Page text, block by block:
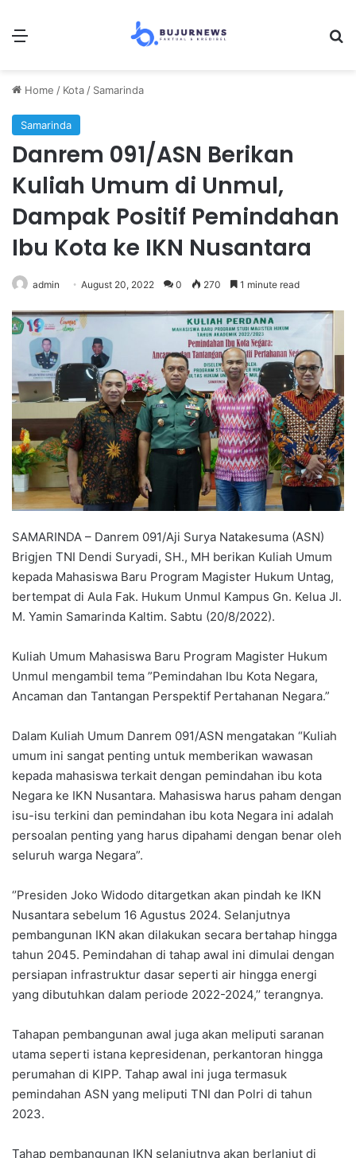
Home / Kota / Samarinda
Samarinda
Danrem 091/ASN Berikan
Kuliah Umum di Unmul,
Dampak Positif Pemindahan
Ibu Kota ke IKN Nusantara
admin August 20, 2022 0 270 1 minute read
SAMARINDA – Danrem 091/Aji Surya Natakesuma (ASN)
Brigjen TNI Dendi Suryadi, SH., MH berikan Kuliah Umum
kepada Mahasiswa Baru Program Magister Hukum Untag,
bertempat di Aula Fak. Hukum Unmul Kampus Gn. Kelua Jl.
M. Yamin Samarinda Kaltim. Sabtu (20/8/2022).
Kuliah Umum Mahasiswa Baru Program Magister Hukum
Unmul mengambil tema ”Pemindahan Ibu Kota Negara,
Ancaman dan Tantangan Perspektif Pertahanan Negara.”
Dalam Kuliah Umum Danrem 091/ASN mengatakan “Kuliah
umum ini sangat penting untuk memberikan wawasan
kepada mahasiswa terkait dengan pemindahan ibu kota
Negara ke IKN Nusantara. Mahasiswa harus paham dengan
isu-isu terkini dan pemindahan ibu kota Negara ini adalah
persoalan penting yang harus dipahami dengan benar oleh
seluruh warga Negara”.
‘’Presiden Joko Widodo ditargetkan akan pindah ke IKN
Nusantara sebelum 16 Agustus 2024. Selanjutnya
pembangunan IKN akan dilakukan secara bertahap hingga
tahun 2045. Pemindahan di tahap awal ini dimulai dengan
persiapan infrastruktur dasar seperti air hingga energi
yang dibutuhkan dalam periode 2022-2024,’’ terangnya.
Tahapan pembangunan awal juga akan meliputi saranan
utama seperti istana kepresidenan, perkantoran hingga
perumahan di KIPP. Tahap awal ini juga termasuk
pemindahan ASN yang meliputi TNI dan Polri di tahun
2023.
Tahap pembangunan IKN selanjutnya akan berlanjut di